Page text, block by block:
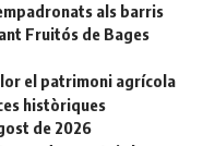
als barris
Fruitós de Bages
el patrimoni agrícola
històriques
de 2026